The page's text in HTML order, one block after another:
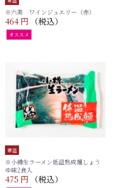
※六美 ワインジュエリー（赤）
464 円 （税込）
オススメ
常温
※小樽生ラーメン低温熟成麺しょう
ゆ味2食入
475 円 （税込）